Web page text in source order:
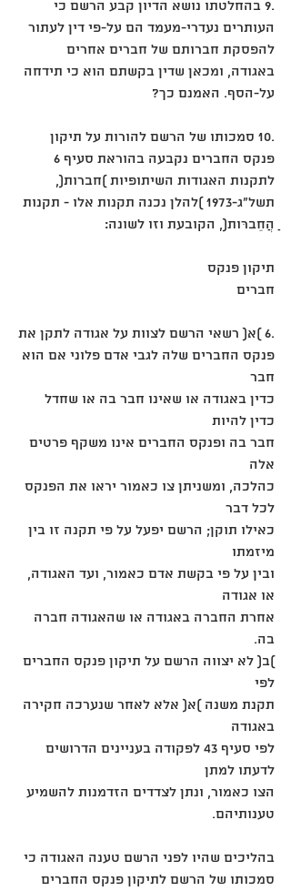
.9 בהחלטתו נושא הדיון קבע הרשם כי
העותרים נעדרי-מעמד הם על-פי דין לעתור
להפסקת חברותם של חברים אחרים
באגודה, ומכאן שדין בקשתם הוא כי תידחה
על-הסף. האמנם כך?
.10 סמכותו של הרשם להורות על תיקון
לתקנות האגודות השיתופיות )חברות(,
תשל"ג-1973 )להלן נכנה תקנות אלו - תקנות
ַהֲחֵברּות(, הקובעת וזו לשונה:
תיקון פנקס
חברים
.6 )א( רשאי הרשם לצוות על אגודה לתקן את
פנקס החברים שלה לגבי אדם פלוני אם הוא
חבר
כדין באגודה או שאינו חבר בה או שחדל
כדין להיות
חבר בה ופנקס החברים אינו משקף פרטים
אלה
כהלכה, ומשניתן צו כאמור יראו את הפנקס
לכל דבר
כאילו תוקן; הרשם יפעל על פי תקנה זו בין
מיזמתו
ובין על פי בקשת אדם כאמור, ועד האגודה,
או אגודה
אחרת החברה באגודה או שהאגודה חברה
בה.
)ב( לא יצווה הרשם על תיקון פנקס החברים
לפי
תקנת משנה )א( אלא לאחר שנערכה חקירה
באגודה
לפי סעיף 43 לפקודה בעניינים הדרושים
לדעתו למתן
הצו כאמור, ונתן לצדדים הזדמנות להשמיע
טענותיהם.
בהליכים שהיו לפני הרשם טענה האגודה כי
סמכותו של הרשם לתיקון פנקס החברים